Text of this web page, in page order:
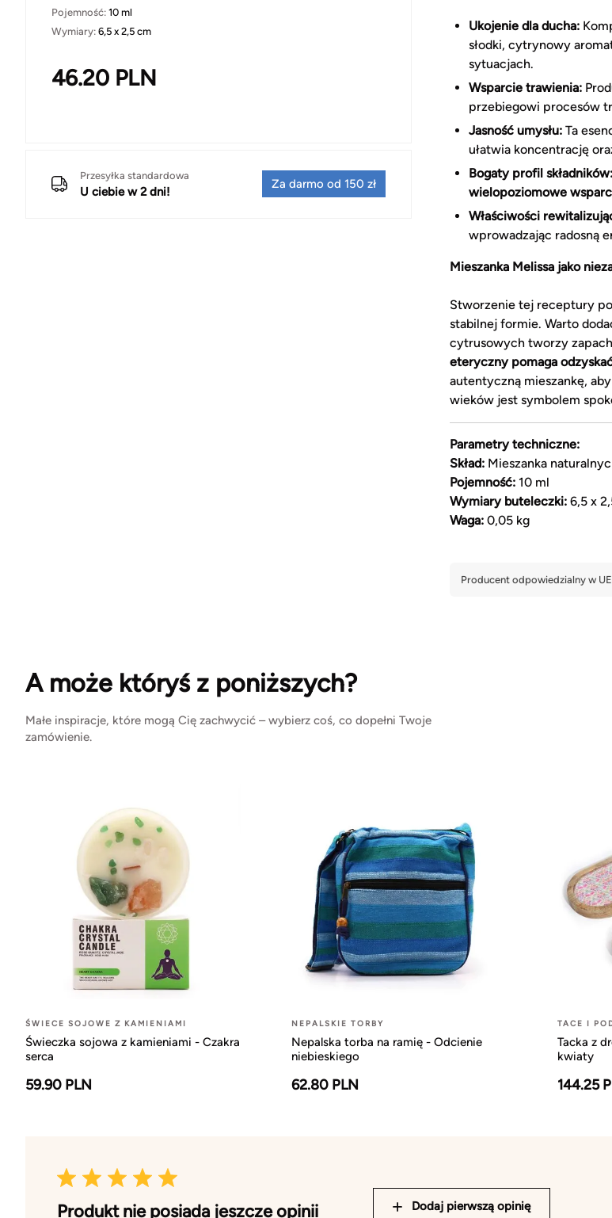
Pojemność: 10 ml
Wymiary: 6,5 x 2,5 cm
46.20 PLN
Przesyłka standardowa
U ciebie w 2 dni!
Za darmo od 150 zł
Ukojenie dla ducha:
słodki, cytrynowy
sytuacjach.
Wsparcie trawienia:
przebiegowi procesów
Jasność umysłu: Ta
ułatwia koncentrację
Bogaty profil składników:
wielopoziomowe
Właściwości
wprowadzając radosną
Mieszanka Melissa jako
Stworzenie tej receptury
stabilnej formie. Warto
cytrusowych tworzy
eteryczny pomaga
autentyczną mieszankę, aby
wieków jest symbolem
Parametry techniczne:
Skład: Mieszanka
Pojemność: 10 ml
Wymiary buteleczki: 6,5 x
Waga: 0,05 kg
A może któryś z poniższych?
Małe inspiracje, które mogą Cię zachwycić – wybierz coś, co dopełni Twoje
zamówienie.
ŚWIECE SOJOWE Z KAMIENIAMI
Świeczka sojowa z kamieniami - Czakra
serca
59.90 PLN
NEPALSKIE TORBY
Nepalska torba na ramię - Odcienie
niebieskiego
62.80 PLN
TACE I
Tacka z
kwiaty
144.25
Produkt nie posiada jeszcze opinii Dodaj pierwszą opinię